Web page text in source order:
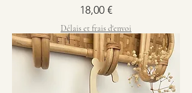
Prix
18,00 €
Délais et frais d'envoi